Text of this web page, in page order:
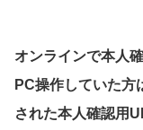
オンラインで本人
PC操作していた方
された本人確認用